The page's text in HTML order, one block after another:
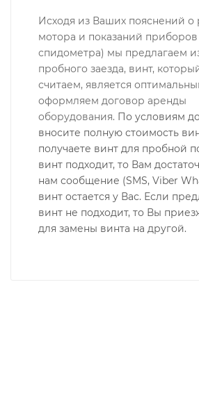
Исходя из Ваших пояснений о
мотора и показаний приборов
спидометра) мы предлагаем
пробного заезда, винт,
считаем, является
оформляем договор аренды
оборудования. По условиям
вносите полную стоимость
получаете винт для пробной
винт подходит, то Вам
нам сообщение (SMS, Viber
винт остается у Вас. Если
винт не подходит, то Вы
для замены винта на другой.